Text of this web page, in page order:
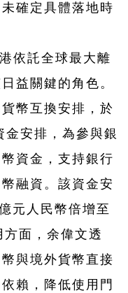
確定具體落地時
依託全球最大離
益關鍵的角色。
幣互換安排，於
安排，為參與銀
資金，支持銀行
融資。該資金安
元人民幣倍增至
面，余偉文透
與境外貨幣直接
賴，降低使用門